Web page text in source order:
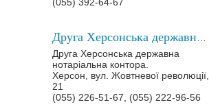
Друга Херсонська державна
нотаріальна контора.
Херсон, вул. Жовтневої революції,
21
(055) 226-51-67, (055) 222-96-56